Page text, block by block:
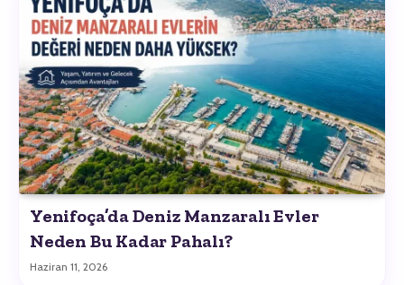
Yenifoça’da Deniz Manzaralı Evler
Neden Bu Kadar Pahalı?
Haziran 11, 2026